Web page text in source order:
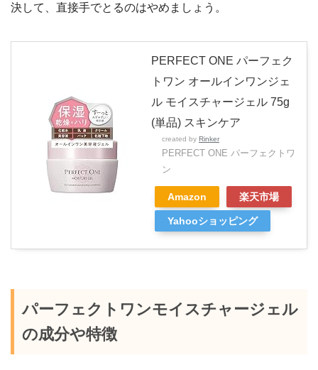
決して、直接手でとるのはやめましょう。
PERFECT ONE パーフェク
トワン オールインワンジェ
ル モイスチャージェル 75g
(単品) スキンケア
created by Rinker
PERFECT ONE パーフェクトワ
ン
Amazon 楽天市場
Yahooショッピング
パーフェクトワンモイスチャージェル
の成分や特徴